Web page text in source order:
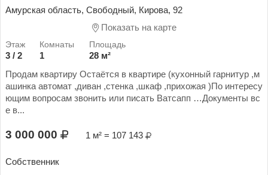
Амурская область, Свободный, Кирова, 92
Показать на карте
3 / 2 1
28 м²
Продам квартиру Остаётся в квартире (кухонный гарнитур ,м
ашинка автомат ,диван ,стенка ,шкаф ,прихожая )По интересу
ющим вопросам звонить или писать Ватсапп …Документы вс
е в...
3 000 000 1 м² = 107 143
Собственник